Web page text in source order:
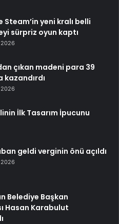
Steam’in yeni kralı belli
sürpriz oyun kaptı
çıkan madeni para 39
kazandırdı
İlk Tasarım İpucunu
geldi verginin önü açıldı
Belediye Başkan
Hasan Karabulut